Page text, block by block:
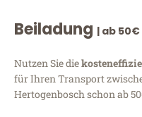
Beiladung | ab 50€
Nutzen Sie die
für Ihren Transport
Hertogenbosch schon ab